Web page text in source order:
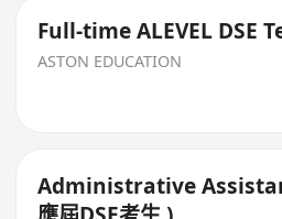
Full-time ALEVEL DSE
ASTON EDUCATION
Administrative